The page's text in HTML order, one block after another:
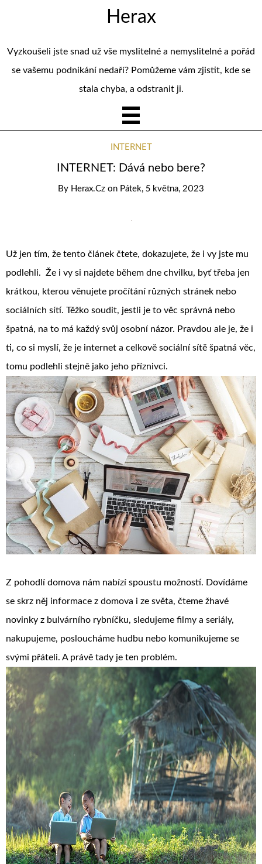
Herax
Vyzkoušeli jste snad už vše myslitelné a nemyslitelné a pořád
se vašemu podnikání nedaří? Pomůžeme vám zjistit, kde se
stala chyba, a odstranit ji.
INTERNET
INTERNET: Dává nebo bere?
By Herax.cz on Pátek, 5 května, 2023
Už jen tím, že tento článek čtete, dokazujete, že i vy jste mu
podlehli. Že i vy si najdete během dne chvilku, byť třeba jen
krátkou, kterou věnujete pročítání různých stránek nebo
sociálních sítí. Těžko soudit, jestli je to věc správná nebo
špatná, na to má každý svůj osobní názor. Pravdou ale je, že i
ti, co si myslí, že je internet a celkově sociální sítě špatná věc,
tomu podlehli stejně jako jeho příznivci.
Z pohodlí domova nám nabízí spoustu možností. Dovídáme
se skrz něj informace z domova i ze světa, čteme žhavé
novinky z bulvárního rybníčku, sledujeme filmy a seriály,
nakupujeme, posloucháme hudbu nebo komunikujeme se
svými přáteli. A právě tady je ten problém.